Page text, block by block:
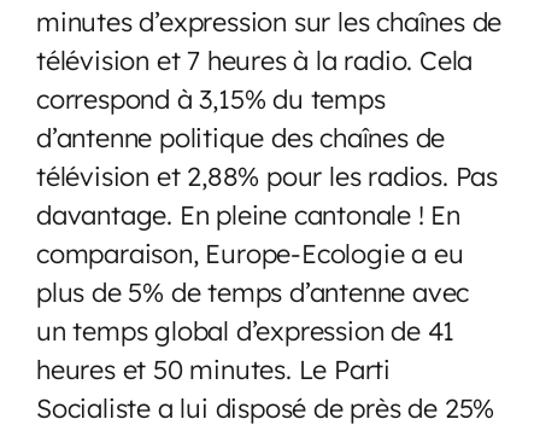
minutes d’expression sur les chaînes de
télévision et 7 heures à la radio. Cela
correspond à 3,15% du temps
d’antenne politique des chaînes de
télévision et 2,88% pour les radios. Pas
davantage. En pleine cantonale ! En
comparaison, Europe-Ecologie a eu
plus de 5% de temps d’antenne avec
un temps global d’expression de 41
heures et 50 minutes. Le Parti
Socialiste a lui disposé de près de 25%